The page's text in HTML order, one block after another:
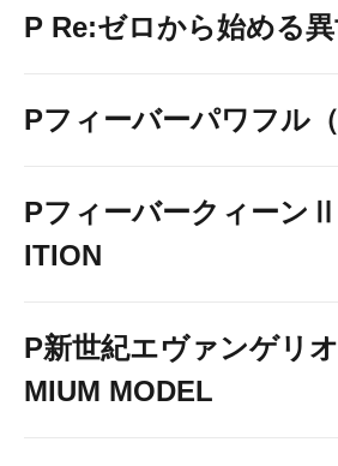
P Re:ゼロから始める
Pフィーバーパワフル（
Pフィーバークィーン
ITION
P新世紀エヴァンゲリ
MIUM MODEL